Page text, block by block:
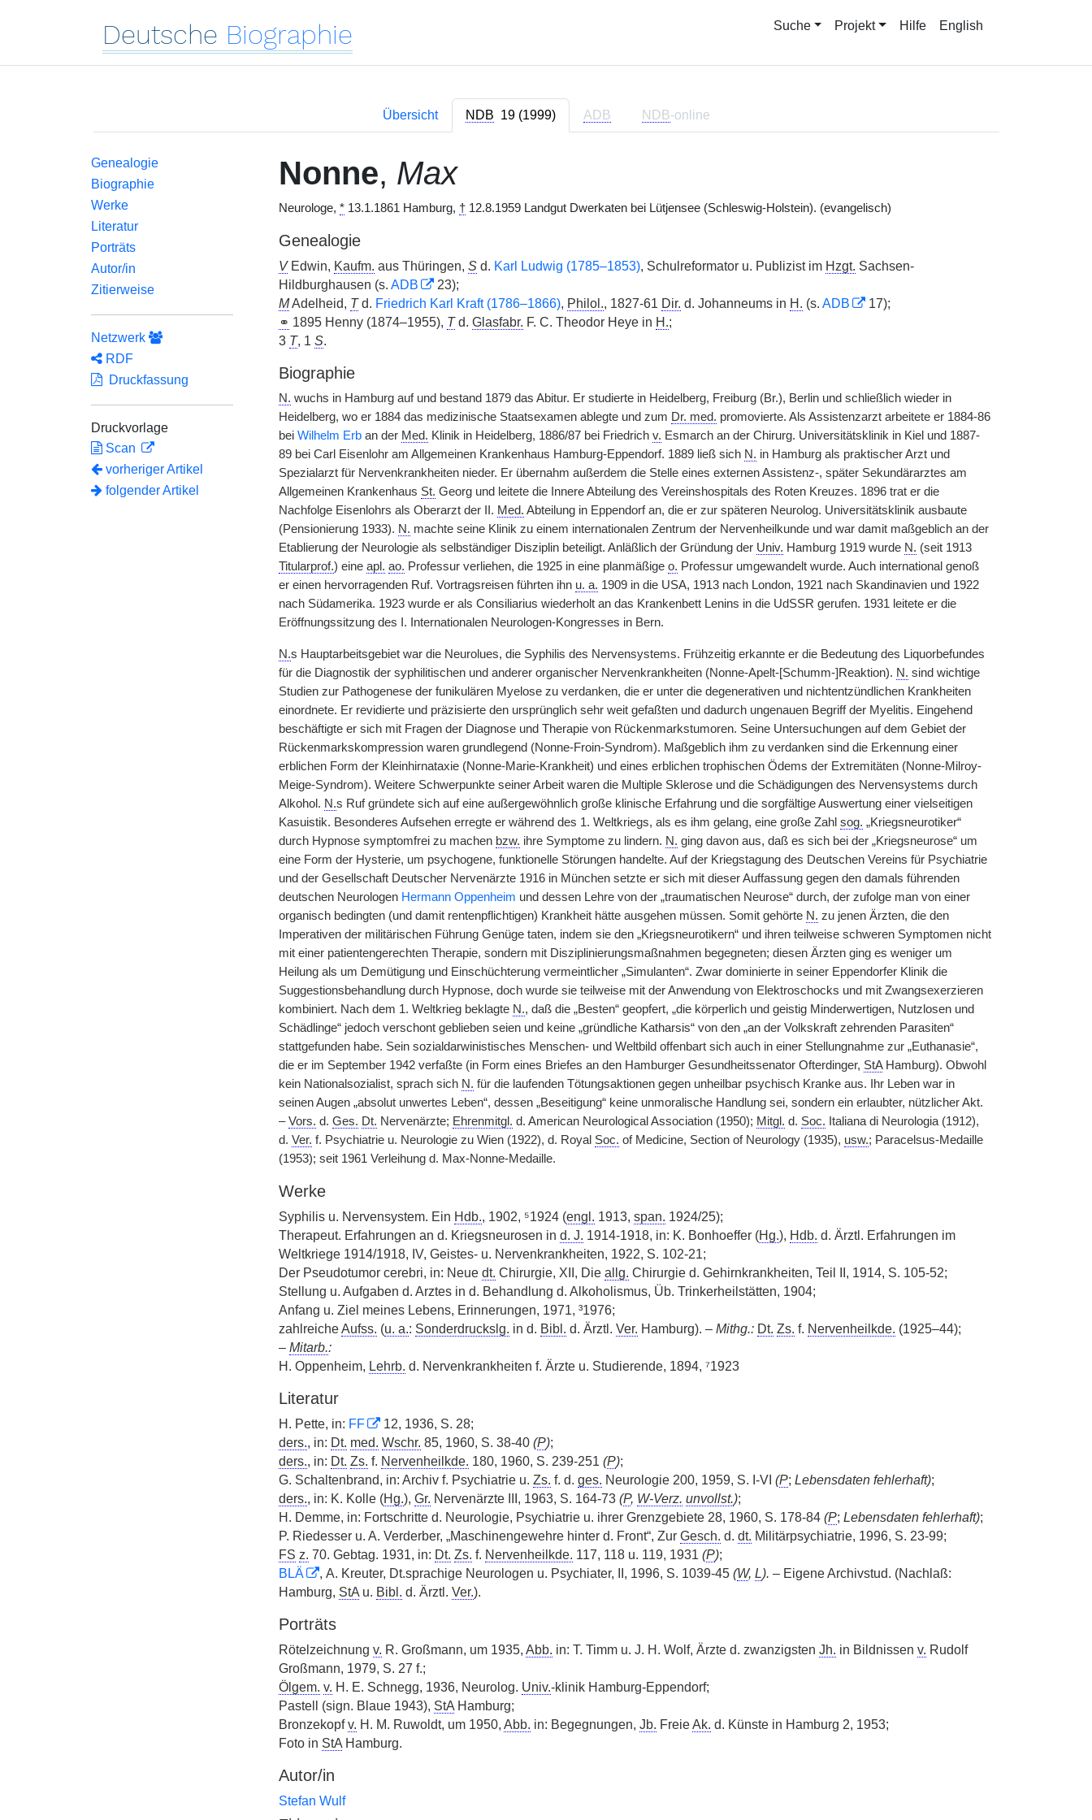
Deutsche Biographie Suche Projekt Hilfe English
Übersicht NDB 19 (1999) ADB NDB-online
Genealogie
Biographie
Werke
Literatur
Porträts
Autor/in
Zitierweise
Netzwerk
RDF
Druckfassung
Druckvorlage
Scan
vorheriger Artikel
folgender Artikel
Nonne, Max
Neurologe, *13.1.1861 Hamburg, †12.8.1959 Landgut Dwerkaten bei Lütjensee (Schleswig-Holstein). (evangelisch)
Genealogie
VEdwin, Kaufm. aus Thüringen, Sd. Karl Ludwig (1785–1853), Schulreformator u. Publizist im Hzgt. Sachsen-
Hildburghausen (s. ADB
23);
MAdelheid, Td. Friedrich Karl Kraft (1786–1866), Philol., 1827-61 Dir. d. Johanneums in H. (s. ADB
17);
⚭ 1895 Henny (1874–1955), Td. Glasfabr. F. C. Theodor Heye in H.;
3 T, 1 S.
Biographie
N. wuchs in Hamburg auf und bestand 1879 das Abitur. Er studierte in Heidelberg, Freiburg (Br.), Berlin und schließlich wieder in
Heidelberg, wo er 1884 das medizinische Staatsexamen ablegte und zum Dr. med. promovierte. Als Assistenzarzt arbeitete er 1884-86
bei Wilhelm Erban der Med. Klinik in Heidelberg, 1886/87 bei Friedrich v. Esmarch an der Chirurg. Universitätsklinik in Kiel und 1887-
89 bei Carl Eisenlohr am Allgemeinen Krankenhaus Hamburg-Eppendorf. 1889 ließ sich N. in Hamburg als praktischer Arzt und
Spezialarzt für Nervenkrankheiten nieder. Er übernahm außerdem die Stelle eines externen Assistenz-, später Sekundärarztes am
Allgemeinen Krankenhaus St. Georg und leitete die Innere Abteilung des Vereinshospitals des Roten Kreuzes. 1896 trat er die
Nachfolge Eisenlohrs als Oberarzt| der II. Med. Abteilung in Eppendorf an, die er zur späteren Neurolog. Universitätsklinik ausbaute
(Pensionierung 1933). N. machte seine Klinik zu einem internationalen Zentrum der Nervenheilkunde und war damit maßgeblich an der
Etablierung der Neurologie als selbständiger Disziplin beteiligt. Anläßlich der Gründung der Univ. Hamburg 1919 wurde N. (seit 1913
Titularprof.) eine apl. ao. Professur verliehen, die 1925 in eine planmäßige o. Professur umgewandelt wurde. Auch international genoß
er einen hervorragenden Ruf. Vortragsreisen führten ihn u. a. 1909 in die USA, 1913 nach London, 1921 nach Skandinavien und 1922
nach Südamerika. 1923 wurde er als Consiliarius wiederholt an das Krankenbett Lenins in die UdSSR gerufen. 1931 leitete er die
Eröffnungssitzung des I. Internationalen Neurologen-Kongresses in Bern.
N.s Hauptarbeitsgebiet war die Neurolues, die Syphilis des Nervensystems. Frühzeitig erkannte er die Bedeutung des Liquorbefundes
für die Diagnostik der syphilitischen und anderer organischer Nervenkrankheiten (Nonne-Apelt-[Schumm-]Reaktion). N. sind wichtige
Studien zur Pathogenese der funikulären Myelose zu verdanken, die er unter die degenerativen und nichtentzündlichen Krankheiten
einordnete. Er revidierte und präzisierte den ursprünglich sehr weit gefaßten und dadurch ungenauen Begriff der Myelitis. Eingehend
beschäftigte er sich mit Fragen der Diagnose und Therapie von Rückenmarkstumoren. Seine Untersuchungen auf dem Gebiet der
Rückenmarkskompression waren grundlegend (Nonne-Froin-Syndrom). Maßgeblich ihm zu verdanken sind die Erkennung einer
erblichen Form der Kleinhirnataxie (Nonne-Marie-Krankheit) und eines erblichen trophischen Ödems der Extremitäten (Nonne-Milroy-
Meige-Syndrom). Weitere Schwerpunkte seiner Arbeit waren die Multiple Sklerose und die Schädigungen des Nervensystems durch
Alkohol. N.s Ruf gründete sich auf eine außergewöhnlich große klinische Erfahrung und die sorgfältige Auswertung einer vielseitigen
Kasuistik. Besonderes Aufsehen erregte er während des 1. Weltkriegs, als es ihm gelang, eine große Zahl sog. „Kriegsneurotiker“
durch Hypnose symptomfrei zu machen bzw. ihre Symptome zu lindern. N. ging davon aus, daß es sich bei der „Kriegsneurose“ um
eine Form der Hysterie, um psychogene, funktionelle Störungen handelte. Auf der Kriegstagung des Deutschen Vereins für Psychiatrie
und der Gesellschaft Deutscher Nervenärzte 1916 in München setzte er sich mit dieser Auffassung gegen den damals führenden
deutschen Neurologen Hermann Oppenheim und dessen Lehre von der „traumatischen Neurose“ durch, der zufolge man von einer
organisch bedingten (und damit rentenpflichtigen) Krankheit hätte ausgehen müssen. Somit gehörte N. zu jenen Ärzten, die den
Imperativen der militärischen Führung Genüge taten, indem sie den „Kriegsneurotikern“ und ihren teilweise schweren Symptomen nicht
mit einer patientengerechten Therapie, sondern mit Disziplinierungsmaßnahmen begegneten; diesen Ärzten ging es weniger um
Heilung als um Demütigung und Einschüchterung vermeintlicher „Simulanten“. Zwar dominierte in seiner Eppendorfer Klinik die
Suggestionsbehandlung durch Hypnose, doch wurde sie teilweise mit der Anwendung von Elektroschocks und mit Zwangsexerzieren
kombiniert. Nach dem 1. Weltkrieg beklagte N., daß die „Besten“ geopfert, „die körperlich und geistig Minderwertigen, Nutzlosen und
Schädlinge“ jedoch verschont geblieben seien und keine „gründliche Katharsis“ von den „an der Volkskraft zehrenden Parasiten“
stattgefunden habe. Sein sozialdarwinistisches Menschen- und Weltbild offenbart sich auch in einer Stellungnahme zur „Euthanasie“,
die er im September 1942 verfaßte (in Form eines Briefes an den Hamburger Gesundheitssenator Ofterdinger, StAHamburg). Obwohl
kein Nationalsozialist, sprach sich N. für die laufenden Tötungsaktionen gegen unheilbar psychisch Kranke aus. Ihr Leben war in
seinen Augen „absolut unwertes Leben“, dessen „Beseitigung“ keine unmoralische Handlung sei, sondern ein erlaubter, nützlicher Akt.
–Vors. d. Ges. Dt. Nervenärzte; Ehrenmitgl. d. American Neurological Association (1950); Mitgl. d. Soc. Italiana di Neurologia (1912),
d. Ver. f. Psychiatrie u. Neurologie zu Wien (1922), d. Royal Soc. of Medicine, Section of Neurology (1935), usw.; Paracelsus-Medaille
(1953); seit 1961 Verleihung d. Max-Nonne-Medaille.
Werke
Syphilis u. Nervensystem. Ein Hdb., 1902, ⁵1924 (engl. 1913, span. 1924/25);
Therapeut. Erfahrungen an d. Kriegsneurosen in d. J. 1914-1918, in: K. Bonhoeffer (Hg.), Hdb. d. Ärztl. Erfahrungen im
Weltkriege 1914/1918, IV, Geistes- u. Nervenkrankheiten, 1922, S. 102-21;
Der Pseudotumor cerebri, in: Neue dt. Chirurgie, XII, Die allg. Chirurgie d. Gehirnkrankheiten, Teil II, 1914, S. 105-52;
Stellung u. Aufgaben d. Arztes in d. Behandlung d. Alkoholismus, Üb. Trinkerheilstätten, 1904;
Anfang u. Ziel meines Lebens, Erinnerungen, 1971, ³1976;
zahlreicheAufss. (u. a.: Sonderdruckslg. in d. Bibl. d. Ärztl. Ver. Hamburg). – Mithg.: Dt. Zs. f. Nervenheilkde. (1925–44);
– Mitarb.:
H. Oppenheim, Lehrb. d. Nervenkrankheiten f. Ärzte u. Studierende, 1894, ⁷1923
Literatur
H. Pette, in: FF
12, 1936, S. 28;
ders., in: Dt. med. Wschr. 85, 1960, S. 38-40 (P);
ders., in: Dt. Zs. f. Nervenheilkde. 180, 1960, S. 239-251 (P);
G. Schaltenbrand, in: Archiv f. Psychiatrie u. Zs. f. d. ges. Neurologie 200, 1959, S. I-VI (P; Lebensdaten fehlerhaft);
ders., in: K. Kolle (Hg.), Gr. Nervenärzte III, 1963, S. 164-73 (P, W-Verz. unvollst.);
H. Demme, in: Fortschritte d. Neurologie, Psychiatrie u. ihrer Grenzgebiete 28, 1960, S. 178-84 (P; Lebensdaten fehlerhaft);
P. Riedesser u. A. Verderber, „Maschinengewehre hinter d. Front“, Zur Gesch. d. dt. Militärpsychiatrie, 1996, S. 23-99;
FS z. 70. Gebtag. 1931, in: Dt. Zs. f. Nervenheilkde. 117, 118 u. 119, 1931 (P);
BLÄ
, A. Kreuter, Dt.sprachige Neurologen u. Psychiater, II, 1996, S. 1039-45 (W, L). – Eigene Archivstud. (Nachlaß:
Hamburg, StAu. Bibl. d. Ärztl. Ver.).
Porträts
Rötelzeichnung v. R. Großmann, um 1935, Abb. in: T. Timm u. J. H. Wolf, Ärzte d. zwanzigsten Jh. in Bildnissen v. Rudolf
Großmann, 1979, S. 27 f.;
Ölgem. v. H. E. Schnegg, 1936, Neurolog. Univ.-klinik Hamburg-Eppendorf;
Pastell (sign. Blaue 1943), StAHamburg;
Bronzekopfv. H. M. Ruwoldt, um 1950, Abb. in: Begegnungen, Jb. FreieAk. d. Künste in Hamburg 2, 1953;
Foto in StAHamburg.
Autor/in
Stefan Wulf